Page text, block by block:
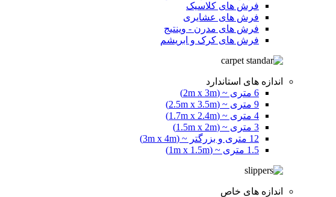
فرش های کلاسیک
فرش های عشایری
فرش های مدرن - وینتیج
فرش های کرک و ابریشم
اندازه های استاندارد
6 متری ~ (2m x 3m)
9 متری ~ (2.5m x 3.5m)
4 متری ~ (1.7m x 2.4m)
3 متری ~ (1.5m x 2m)
12 متری و بزرگتر ~ (3m x 4m)
1.5 متری ~ (1m x 1.5m)
اندازه های خاص